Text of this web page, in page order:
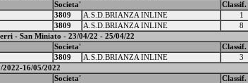
Societa' Classif.
3809 A.S.D.BRIANZA INLINE 1
3809 A.S.D.BRIANZA INLINE 8
- San Miniato - 23/04/22 - 25/04/22
Societa' Classif.
3809 A.S.D.BRIANZA INLINE 3
16/05/2022
Societa' Classif.